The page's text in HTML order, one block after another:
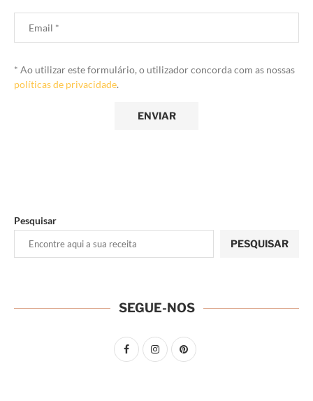
* Ao utilizar este formulário, o utilizador concorda com as nossas
políticas de privacidade.
Pesquisar
PESQUISAR
SEGUE-NOS